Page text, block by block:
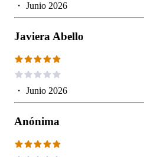
・ Junio 2026
Javiera Abello
・ Junio 2026
Anónima